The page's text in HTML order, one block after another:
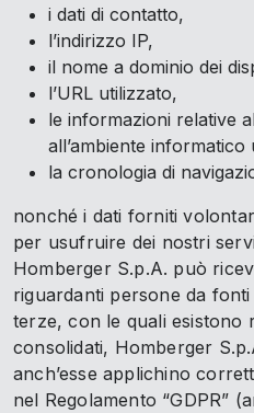
i dati di contatto,
l’indirizzo IP,
il nome a dominio dei
l’URL utilizzato,
le informazioni relative
all’ambiente informatico
la cronologia di
nonché i dati forniti
per usufruire dei nostri
Homberger S.p.A. può
riguardanti persone da
terze, con le quali esistono
consolidati, Homberger
anch’esse applichino
nel Regolamento “GDPR”